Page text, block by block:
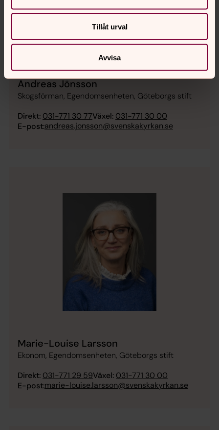
Tillåt urval
Avvisa
Andreas Jönsson
Skogsförman, Egendomsenheten, Göteborgs stift
Direkt: 031-771 30 77Växel: 031-771 30 00
E-post:andreas.jonsson@svenskakyrkan.se
Marie-Louise Larsson
Ekonom, Egendomsenheten, Göteborgs stift
Direkt: 031-771 29 59Växel: 031-771 30 00
E-post:marie-louise.larsson@svenskakyrkan.se